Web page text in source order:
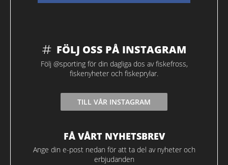
FÖLJ OSS PÅ INSTAGRAM
Följ @sporting för din dagliga dos av fiskefross,
fiskenyheter och fiskeprylar.
TILL VÅR INSTAGRAM
FÅ VÅRT NYHETSBREV
Ange din e-post nedan för att ta del av nyheter och
erbjudanden